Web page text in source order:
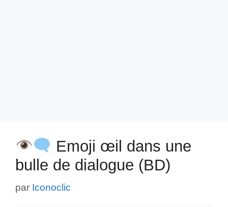
Emoji œil dans une
bulle de dialogue (BD)
par Iconoclic